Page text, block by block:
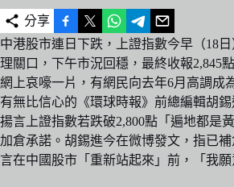
分享
中港股市連日下跌，上證指數今早（18
理關口，下午市況回穩，最終收報2,845
網上哀嚎一片，有網民向去年6月高調成
有無比信心的《環球時報》前總編輯胡
揚言上證指數若跌破2,800點「遍地都是
加倉承諾。胡錫進今在微博發文，指已
言在中國股市「重新站起來」前，「我願